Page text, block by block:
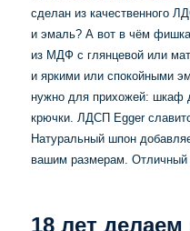
сделан из качественного
и эмаль? А вот в чём
из МДФ с глянцевой или
и яркими или спокойными
нужно для прихожей: шкаф
крючки. ЛДСП Egger
Натуральный шпон
вашим размерам. Отличный
18 лет делаем